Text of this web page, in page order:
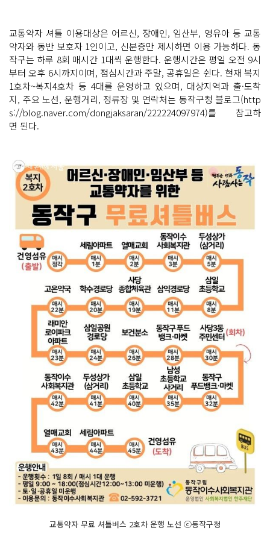
교통약자 셔틀 이용대상은 어르신, 장애인, 임산부, 영유아 등 교통
약자와 동반 보호자 1인이고, 신분증만 제시하면 이용 가능하다. 동
작구는 하루 8회 매시간 1대씩 운행한다. 운행시간은 평일 오전 9시
부터 오후 6시까지이며, 점심시간과 주말, 공휴일은 쉰다. 현재 복지
1호차~복지4호차 등 4대를 운영하고 있으며, 대상지역과 출·도착
지, 주요 노선, 운행거리, 정류장 및 연락처는 동작구청 블로그(http
s://blog.naver.com/dongjaksaran/222224097974)를 참고하
면 된다.
교통약자 무료 셔틀버스 2호차 운행 노선 ⓒ동작구청